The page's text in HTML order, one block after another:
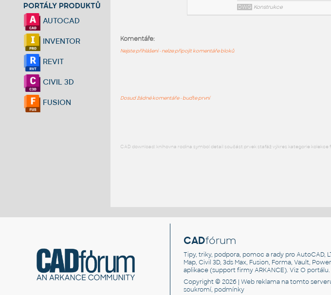
PORTÁLY PRODUKTŮ
AUTOCAD
INVENTOR
REVIT
CIVIL 3D
FUSION
Komentáře:
Nejste přihlášeni - nelze připojit komentáře bloků
Dosud žádné komentáře - buďte první
CAD download: knihovna rodina symbol detail součást prvek stafáž výkres kategorie kolekce
CADfórum
Tipy, triky, podpora, pomoc a rady pro AutoCAD,
Map, Civil 3D, 3ds Max, Fusion, Forma, Vault,
aplikace (support firmy ARKANCE). VizO portálu.
Copyright © 2026 |Web reklama na tomto
soukromí, podmínky